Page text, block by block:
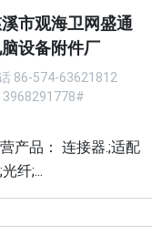
市观海卫网盛通
设备附件厂
86-574-63621812
产品： 连接器.;适配
纤;...